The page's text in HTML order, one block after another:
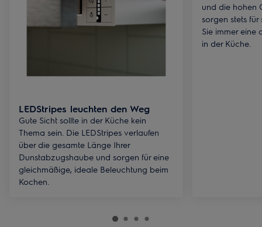
LEDStripes leuchten den Weg
Gute Sicht sollte in der Küche kein
Thema sein. Die LEDStripes verlaufen
über die gesamte Länge Ihrer
Dunstabzugshaube und sorgen für eine
gleichmäßige, ideale Beleuchtung beim
Kochen.
und die hohen
sorgen stets
Sie immer eine
in der Küche.